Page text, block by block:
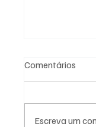
Comentários
Escreva um